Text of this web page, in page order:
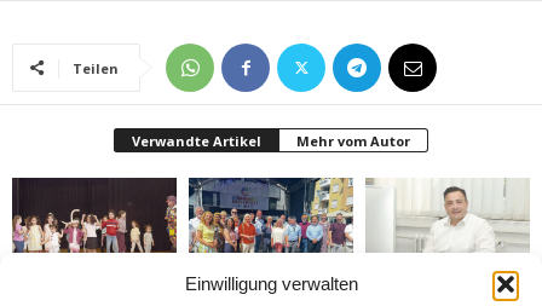
Einwilligung verwalten
Teilen
Verwandte Artikel Mehr vom Autor